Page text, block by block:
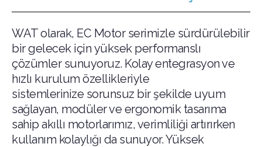
WAT olarak, EC Motor serimizle sürdürülebilir
bir gelecek için yüksek performanslı
çözümler sunuyoruz. Kolay entegrasyon ve
hızlı kurulum özellikleriyle
sistemlerinize sorunsuz bir şekilde uyum
sağlayan, modüler ve ergonomik tasarıma
sahip akıllı motorlarımız, verimliliği artırırken
kullanım kolaylığı da sunuyor. Yüksek